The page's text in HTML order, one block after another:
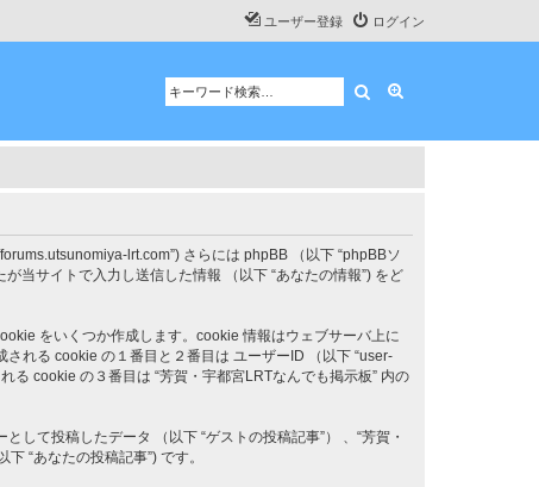
ログイン
ユーザー登録
検索
lrt.com”) さらには phpBB （以下 “phpBBソ
当サイトで入力し送信した情報 （以下 “あなたの情報”) をど
をいくつか作成します。cookie 情報はウェブサーバ上に
れる cookie の１番目と２番目は ユーザーID （以下 “user-
る cookie の３番目は “芳賀・宇都宮LRTなんでも掲示板” 内の
て投稿したデータ （以下 “ゲストの投稿記事”） 、“芳賀・
“あなたの投稿記事”) です。